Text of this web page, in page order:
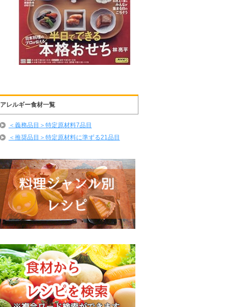
アレルギー食材一覧
＜義務品目＞特定原材料7品目
＜推奨品目＞特定原材料に準ずる21品目